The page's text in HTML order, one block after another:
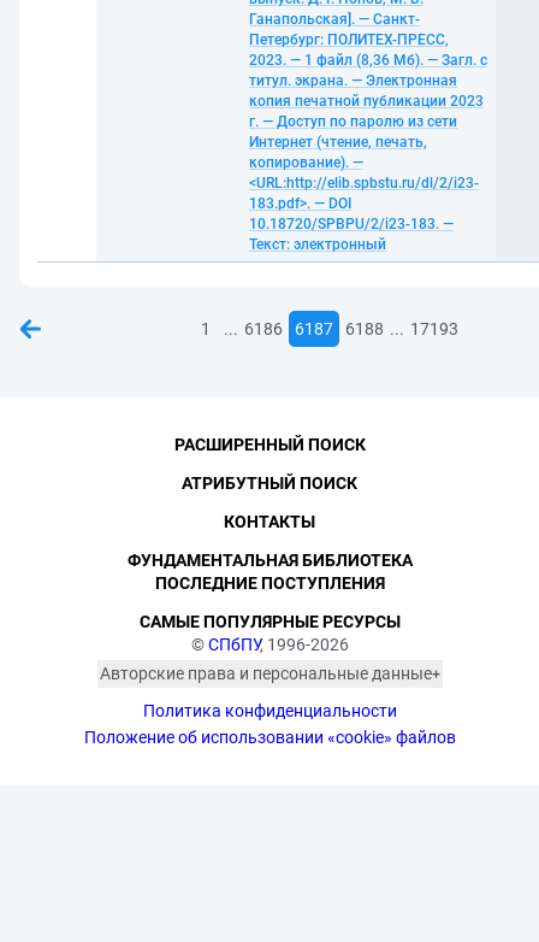
Ганапольская]. — Санкт-
Петербург: ПОЛИТЕХ-ПРЕСС,
2023. — 1 файл (8,36 Мб). — Загл. с
титул. экрана. — Электронная
копия печатной публикации 2023
г. — Доступ по паролю из сети
Интернет (чтение, печать,
копирование). —
<URL:http://elib.spbstu.ru/dl/2/i23-
183.pdf>. — DOI
10.18720/SPBPU/2/i23-183. —
Текст: электронный
1 ... 6186 6187 6188 ... 17193
©СПбПУ, 1996-2026
Авторские права и персональные данные
изображённых лиц в соответствии
с требованиями законодательства
Политика конфиденциальности
Положение об использовании «cookie» файлов
РАСШИРЕННЫЙ ПОИСК
АТРИБУТНЫЙ ПОИСК
КОНТАКТЫ
ФУНДАМЕНТАЛЬНАЯ БИБЛИОТЕКА
ПОСЛЕДНИЕ ПОСТУПЛЕНИЯ
САМЫЕ ПОПУЛЯРНЫЕ РЕСУРСЫ